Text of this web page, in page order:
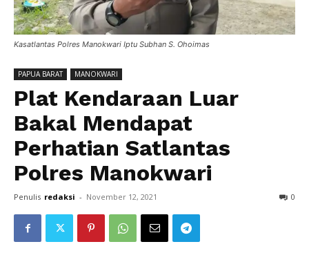
Kasatlantas Polres Manokwari Iptu Subhan S. Ohoimas
PAPUA BARAT MANOKWARI
Plat Kendaraan Luar
Bakal Mendapat
Perhatian Satlantas
Polres Manokwari
Penulis redaksi - November 12, 2021 0